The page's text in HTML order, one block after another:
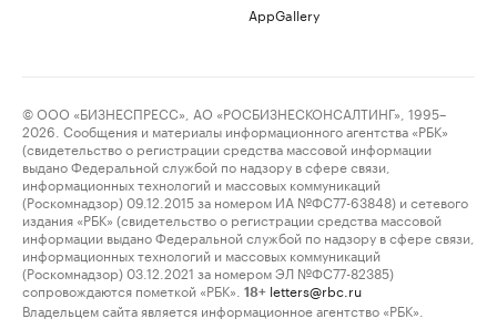
AppGallery
© ООО «БИЗНЕСПРЕСС», АО «РОСБИЗНЕСКОНСАЛТИНГ», 1995–
2026. Сообщения и материалы информационного агентства «РБК»
(свидетельство о регистрации средства массовой информации
выдано Федеральной службой по надзору в сфере связи,
информационных технологий и массовых коммуникаций
(Роскомнадзор) 09.12.2015 за номером ИА №ФС77-63848) и сетевого
издания «РБК» (свидетельство о регистрации средства массовой
информации выдано Федеральной службой по надзору в сфере связи,
информационных технологий и массовых коммуникаций
(Роскомнадзор) 03.12.2021 за номером ЭЛ №ФС77-82385)
сопровождаются пометкой «РБК».
18+ letters@rbc.ru
Владельцем сайта является информационное агентство «РБК».